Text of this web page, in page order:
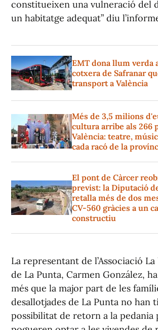
constitueixen una vulneració del
un habitatge adequat” diu
EMT dona llum verda
cotxera de Safranar
transport a València
Més de 3,5 milions
cultura arribe als 266
València: teatre,
cada racó de la
El pont de Càrcer
previst: la Diputació
retalla més de dos
CV-560 gràcies a un
constructiu
La representant de l’Associació
de La Punta, Carmen González,
més que la major part de les
desallotjades de La Punta no han
possibilitat de retorn a la pedania